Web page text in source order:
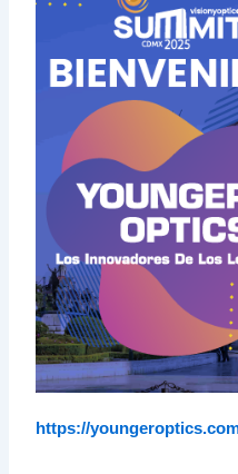
https://